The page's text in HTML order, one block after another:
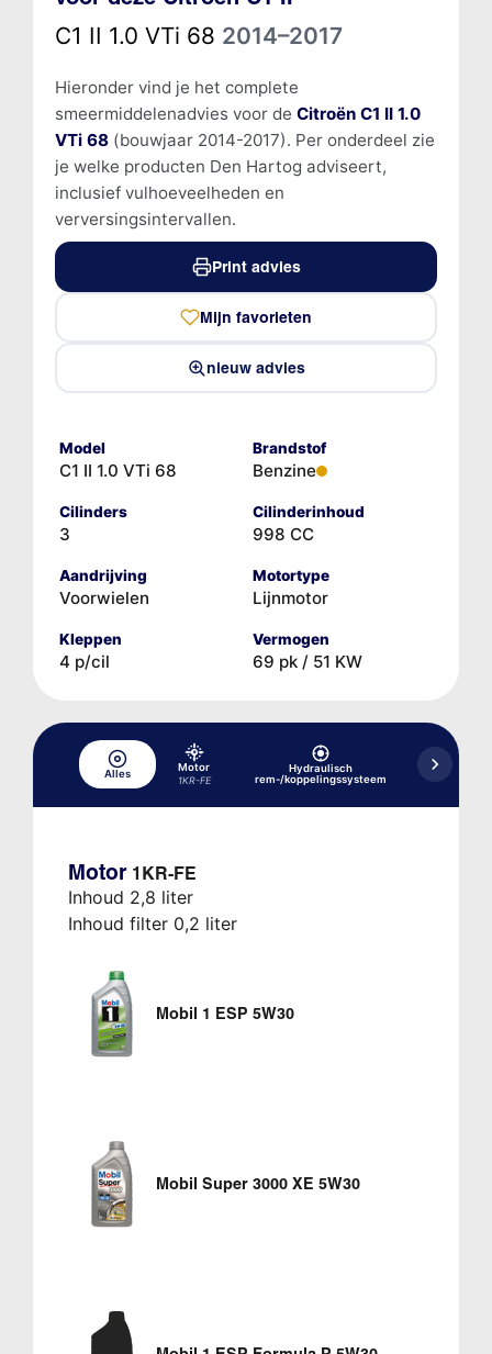
C1 II 1.0 VTi 68 2014–2017
Hieronder vind je het complete
smeermiddelenadvies voor de Citroën C1 II 1.0
VTi 68(bouwjaar 2014-2017). Per onderdeel zie
je welke producten Den Hartog adviseert,
inclusief vulhoeveelheden en
verversingsintervallen.
Print advies
Mijn favorieten
nieuw advies
Model
C1 II 1.0 VTi 68
Brandstof
Benzine
Cilinders
3
Cilinderinhoud
998 CC
Aandrijving
Voorwielen
Motortype
Lijnmotor
Kleppen
4 p/cil
Vermogen
69 pk / 51 KW
Alles
Motor
1KR-FE
Hydraulisch
rem-/koppelingssysteem
Koelsysteem
Motor 1KR-FE
Inhoud 2,8 liter
Inhoud filter 0,2 liter
Mobil 1 ESP 5W30
Mobil Super 3000 XE 5W30